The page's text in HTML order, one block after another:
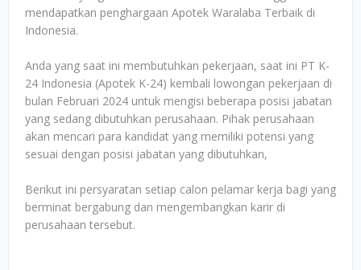
mendapatkan penghargaan Apotek Waralaba Terbaik di
Indonesia.
Anda yang saat ini membutuhkan pekerjaan, saat ini PT K-
24 Indonesia (Apotek K-24) kembali lowongan pekerjaan di
bulan Februari 2024 untuk mengisi beberapa posisi jabatan
yang sedang dibutuhkan perusahaan. Pihak perusahaan
akan mencari para kandidat yang memiliki potensi yang
sesuai dengan posisi jabatan yang dibutuhkan,
Berikut ini persyaratan setiap calon pelamar kerja bagi yang
berminat bergabung dan mengembangkan karir di
perusahaan tersebut.